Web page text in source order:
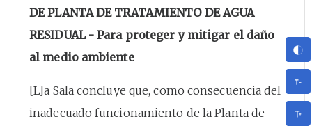
DE PLANTA DE TRATAMIENTO DE AGUA
RESIDUAL - Para proteger y mitigar el daño
al medio ambiente
[L]a Sala concluye que, como consecuencia del
inadecuado funcionamiento de la Planta de